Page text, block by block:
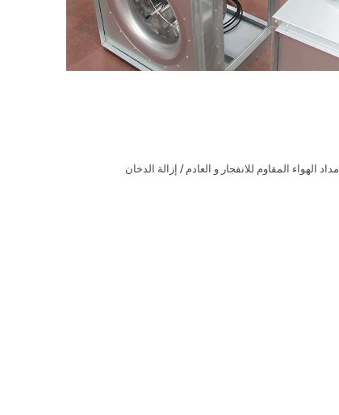
الهواء المقاوم للانفجار و العادم / إزالة الدخان